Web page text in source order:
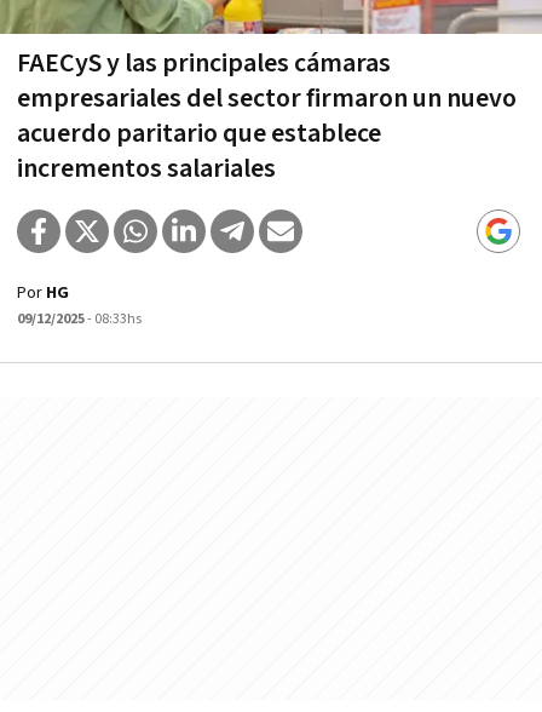
FAECyS y las principales cámaras
empresariales del sector firmaron un nuevo
acuerdo paritario que establece
incrementos salariales
Por HG
09/12/2025- 08:33hs